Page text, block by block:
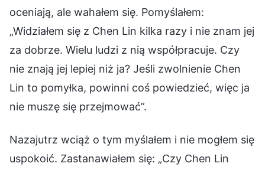
oceniają, ale wahałem się. Pomyślałem:
„Widziałem się z Chen Lin kilka razy i nie znam jej
za dobrze. Wielu ludzi z nią współpracuje. Czy
nie znają jej lepiej niż ja? Jeśli zwolnienie Chen
Lin to pomyłka, powinni coś powiedzieć, więc ja
nie muszę się przejmować”.
Nazajutrz wciąż o tym myślałem i nie mogłem się
uspokoić. Zastanawiałem się: „Czy Chen Lin